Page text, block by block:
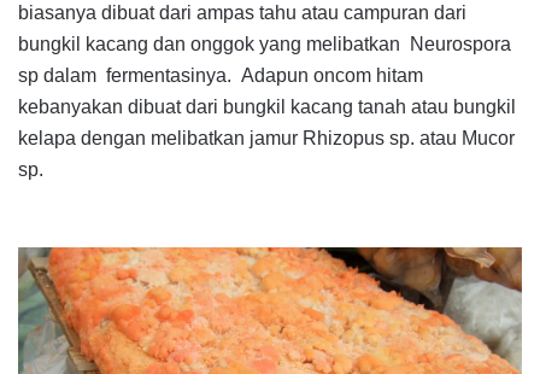
biasanya dibuat dari ampas tahu atau campuran dari
bungkil kacang dan onggok yang melibatkan
Neurospora
sp dalam fermentasinya. Adapun oncom hitam
kebanyakan dibuat dari bungkil kacang tanah atau bungkil
kelapa dengan melibatkan jamur Rhizopus sp. atau Mucor
sp.